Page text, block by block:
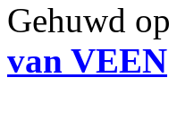
Gehuwd
van VEEN